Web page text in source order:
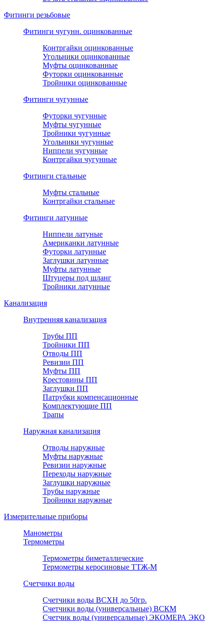
Фитинги резьбовые
Фитинги чугунн. оцинкованные
Контргайки оцинкованные
Угольники оцинкованные
Муфты оцинкованные
Футорки оцинкованные
Тройники оцинкованные
Фитинги чугунные
Футорки чугунные
Муфты чугунные
Тройники чугунные
Угольники чугунные
Ниппели чугунные
Контргайки чугунные
Фитинги стальные
Муфты стальные
Контргайки стальные
Фитинги латунные
Ниппели латуные
Американки латунные
Футорки латунные
Заглушки латунные
Муфты латунные
Штуцеры под шланг
Тройники латунные
Канализация
Внутренняя канализация
Трубы ПП
Тройники ПП
Отводы ПП
Ревизии ПП
Муфты ПП
Крестовины ПП
Заглушки ПП
Патрубки компенсационные
Комплектующие ПП
Трапы
Наружная канализация
Отводы наружные
Муфты наружные
Ревизии наружные
Переходы наружные
Заглушки наружные
Трубы наружные
Тройники наружные
Измерительные приборы
Манометры
Термометры
Термометры биметаллические
Термометры керосиновые ТТЖ-М
Счетчики воды
Счетчики воды ВСХН до 50гр.
Счетчики воды (универсальные) ВСКМ
Счетчик воды (универсальные) ЭКОМЕРА ЭКО